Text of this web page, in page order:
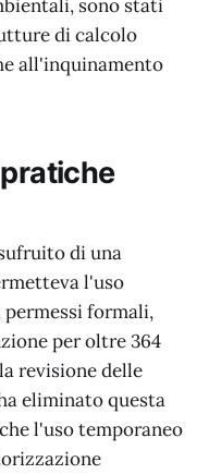
sono stati
di calcolo
all'inquinamento
di una
l'uso
formali,
per oltre 364
revisione delle
eliminato questa
l'uso temporaneo